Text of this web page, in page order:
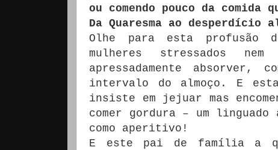
ou comendo pouco da comida
Da Quaresma ao desperdício
Olhe para esta profusão
mulheres stressados
apressadamente
intervalo do almoço. E
insiste em jejuar mas
comer gordura – um
como aperitivo!
E este pai de família a